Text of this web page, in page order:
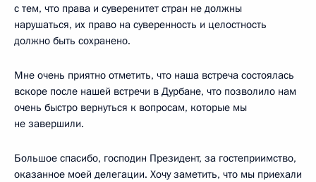
с тем, что права и суверенитет стран не должны
нарушаться, их право на суверенность и целостность
должно быть сохранено.
Мне очень приятно отметить, что наша встреча состоялась
вскоре после нашей встречи в Дурбане, что позволило нам
очень быстро вернуться к вопросам, которые мы
не завершили.
Большое спасибо, господин Президент, за гостеприимство,
оказанное моей делегации. Хочу заметить, что мы приехали